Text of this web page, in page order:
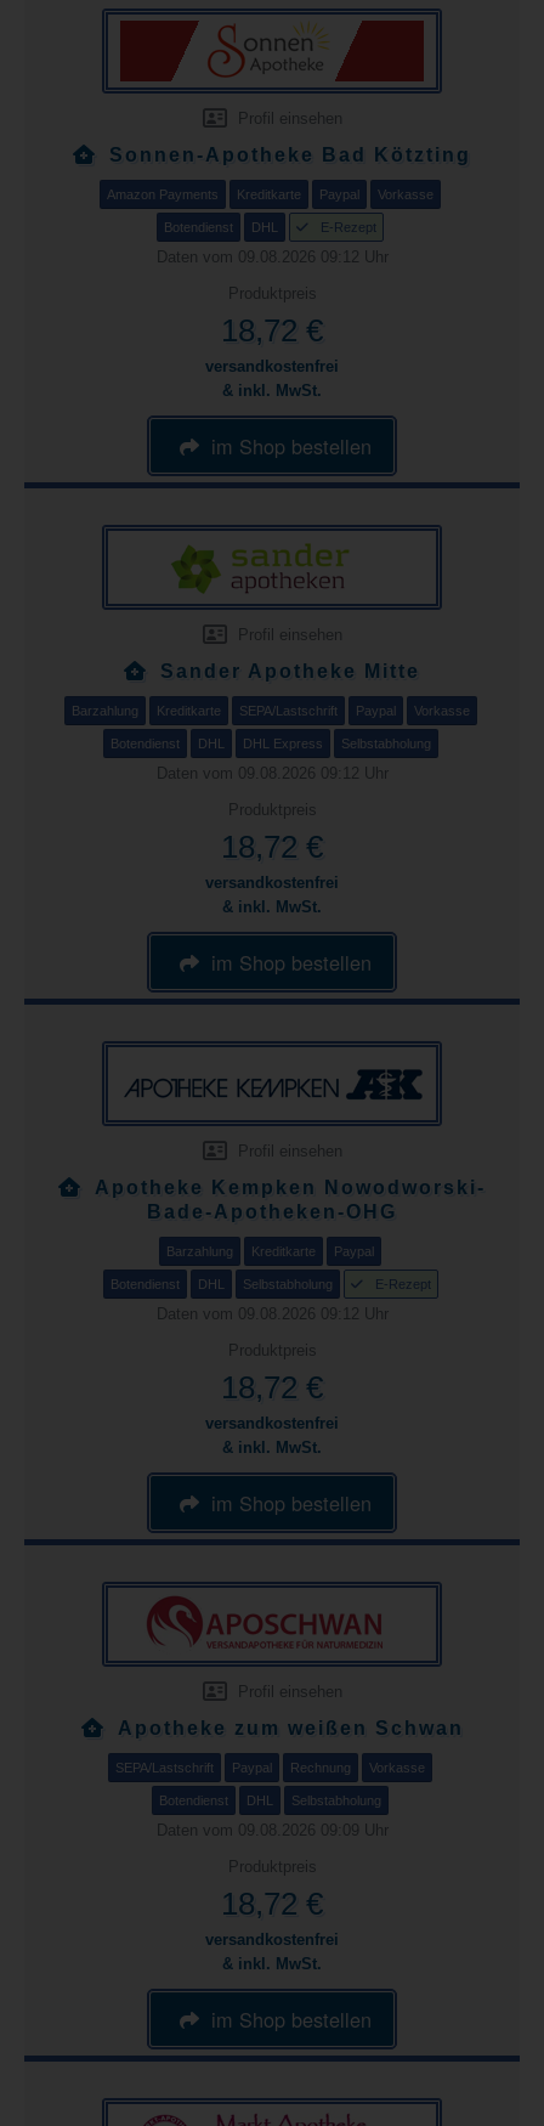
Profil einsehen
Sonnen-Apotheke Bad Kötzting
Amazon Payments Kreditkarte Paypal Vorkasse
Botendienst DHL E-Rezept
Daten vom 09.08.2026 09:12 Uhr
Produktpreis
18,72 €
versandkostenfrei
& inkl. MwSt.
im Shop bestellen
Profil einsehen
Sander Apotheke Mitte
Barzahlung Kreditkarte SEPA/Lastschrift Paypal Vorkasse
Botendienst DHL DHL Express Selbstabholung
Daten vom 09.08.2026 09:12 Uhr
Produktpreis
18,72 €
versandkostenfrei
& inkl. MwSt.
im Shop bestellen
Profil einsehen
Apotheke Kempken Nowodworski-
Bade-Apotheken-OHG
Barzahlung Kreditkarte Paypal
Botendienst DHL Selbstabholung E-Rezept
Daten vom 09.08.2026 09:12 Uhr
Produktpreis
18,72 €
versandkostenfrei
& inkl. MwSt.
im Shop bestellen
Profil einsehen
Apotheke zum weißen Schwan
SEPA/Lastschrift Paypal Rechnung Vorkasse
Botendienst DHL Selbstabholung
Daten vom 09.08.2026 09:09 Uhr
Produktpreis
18,72 €
versandkostenfrei
& inkl. MwSt.
im Shop bestellen